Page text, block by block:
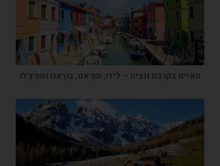
האיים בקרבת ונציה – לידו, מוּרָאנו, בּוּרָאנו וטורְצֶ'לו